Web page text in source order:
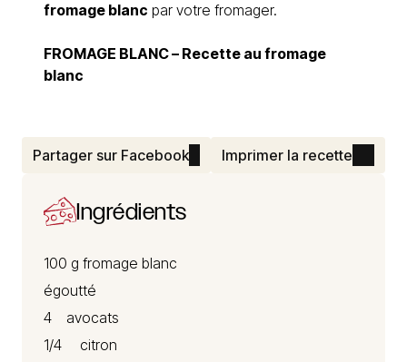
fromage blanc par votre fromager.
FROMAGE BLANC– Recette au fromage
blanc
Partager sur Facebook Imprimer la recette
Ingrédients
100 g fromage blanc
égoutté
4 avocats
1/4 citron